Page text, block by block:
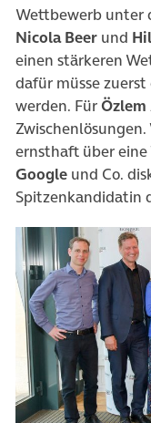
Wettbewerb unter
Nicola Beer und
einen stärkeren
dafür müsse zuerst
werden. Für
ernsthaft über
Google und Co.
Spitzenkandidatin